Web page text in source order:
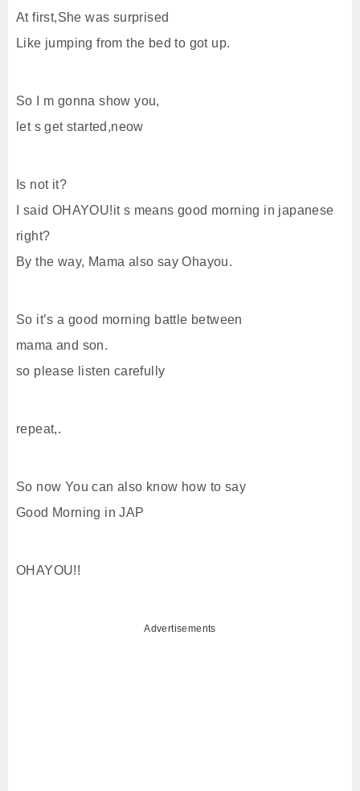
At first,She was surprised
Like jumping from the bed to got up.
So I m gonna show you,
let s get started,neow
Is not it?
I said OHAYOU!it s means good morning in japanese
right?
By the way, Mama also say Ohayou.
So it’s a good morning battle between
mama and son.
so please listen carefully
repeat,.
So now You can also know how to say
Good Morning in JAP
OHAYOU!!
Advertisements